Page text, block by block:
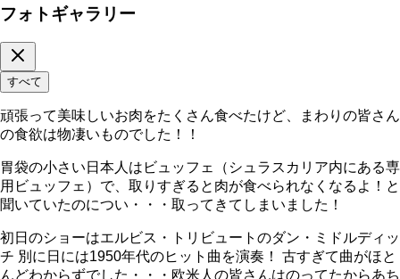
フォトギャラリー
すべて
頑張って美味しいお肉をたくさん食べたけど、まわりの皆さん
の食欲は物凄いものでした！！
胃袋の小さい日本人はビュッフェ（シュラスカリア内にある専
用ビュッフェ）で、取りすぎると肉が食べられなくなるよ！と
聞いていたのについ・・・取ってきてしまいました！
初日のショーはエルビス・トリビュートのダン・ミドルディッ
チ 別に日には1950年代のヒット曲を演奏！ 古すぎて曲がほと
んどわからずでした・・・欧米人の皆さんはのってたからあち